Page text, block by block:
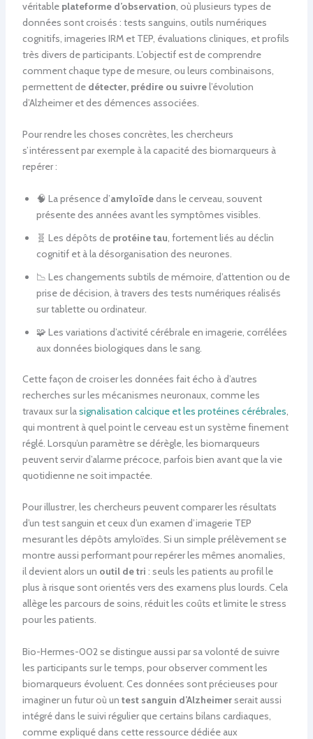
véritable plateforme d’observation, où plusieurs types de
données sont croisés : tests sanguins, outils numériques
cognitifs, imageries IRM et TEP, évaluations cliniques, et profils
très divers de participants. L’objectif est de comprendre
comment chaque type de mesure, ou leurs combinaisons,
permettent de détecter, prédire ou suivrel’évolution
d’Alzheimer et des démences associées.
Pour rendre les choses concrètes, les chercheurs
s’intéressent par exemple à la capacité des biomarqueurs à
repérer :
🧠 La présence d’amyloïdedans le cerveau, souvent
présente des années avant les symptômes visibles.
🧬 Les dépôts de protéine tau, fortement liés au déclin
cognitif et à la désorganisation des neurones.
📉 Les changements subtils de mémoire, d’attention ou de
prise de décision, à travers des tests numériques réalisés
sur tablette ou ordinateur.
🧩 Les variations d’activité cérébrale en imagerie, corrélées
aux données biologiques dans le sang.
Cette façon de croiser les données fait écho à d’autres
recherches sur les mécanismes neuronaux, comme les
travaux sur lasignalisation calcique et les protéines cérébrales,
qui montrent à quel point le cerveau est un système finement
réglé. Lorsqu’un paramètre se dérègle, les biomarqueurs
peuvent servir d’alarme précoce, parfois bien avant que la vie
quotidienne ne soit impactée.
Pour illustrer, les chercheurs peuvent comparer les résultats
d’un test sanguin et ceux d’un examen d’imagerie TEP
mesurant les dépôts amyloïdes. Si un simple prélèvement se
montre aussi performant pour repérer les mêmes anomalies,
il devient alors un outil de tri : seuls les patients au profil le
plus à risque sont orientés vers des examens plus lourds. Cela
allège les parcours de soins, réduit les coûts et limite le stress
pour les patients.
Bio-Hermes-002 se distingue aussi par sa volonté de suivre
les participants sur le temps, pour observer comment les
biomarqueurs évoluent. Ces données sont précieuses pour
imaginer un futur où un test sanguin d’Alzheimerserait aussi
intégré dans le suivi régulier que certains bilans cardiaques,
comme expliqué dans cette ressource dédiée aux